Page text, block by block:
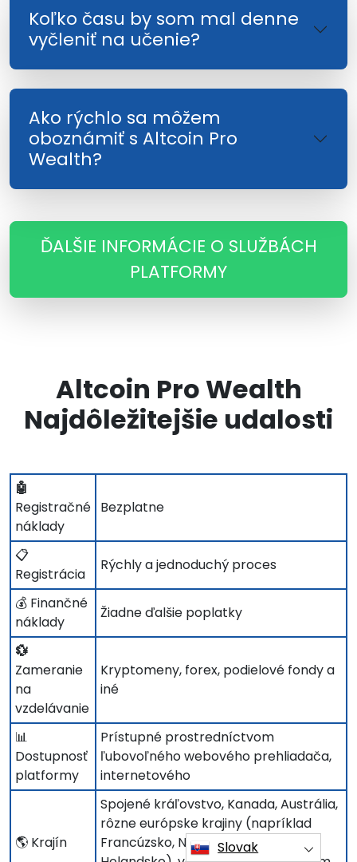
Koľko času by som mal denne
vyčleniť na učenie?
Ako rýchlo sa môžem
oboznámiť s Altcoin Pro
Wealth?
ĎALŠIE INFORMÁCIE O SLUŽBÁCH
PLATFORMY
Altcoin Pro Wealth
Najdôležitejšie udalosti
🤖
Registračné
náklady
Bezplatne
📋
Registrácia
Rýchly a jednoduchý proces
💰 Finančné
náklady
Žiadne ďalšie poplatky
💱
Zameranie
na
vzdelávanie
Kryptomeny, forex, podielové fondy a
iné
📊
Dostupnosť
platformy
Prístupné prostredníctvom
ľubovoľného webového prehliadača,
internetového
🌎 Krajín
Spojené kráľovstvo, Kanada, Austrália,
rôzne európske krajiny (napríklad
Francúzsko, Nemecko, Taliansko,
Slovak